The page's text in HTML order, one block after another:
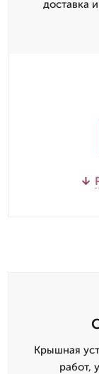
доставка
Крышная
работ,